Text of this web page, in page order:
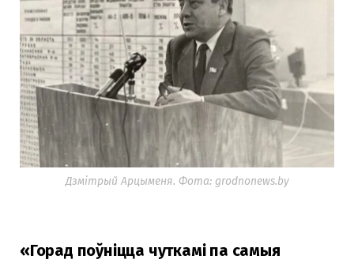
Дзмітрый Арцыменя. Фота: grodnonews.by
«Горад поўніцца чуткамі па самыя